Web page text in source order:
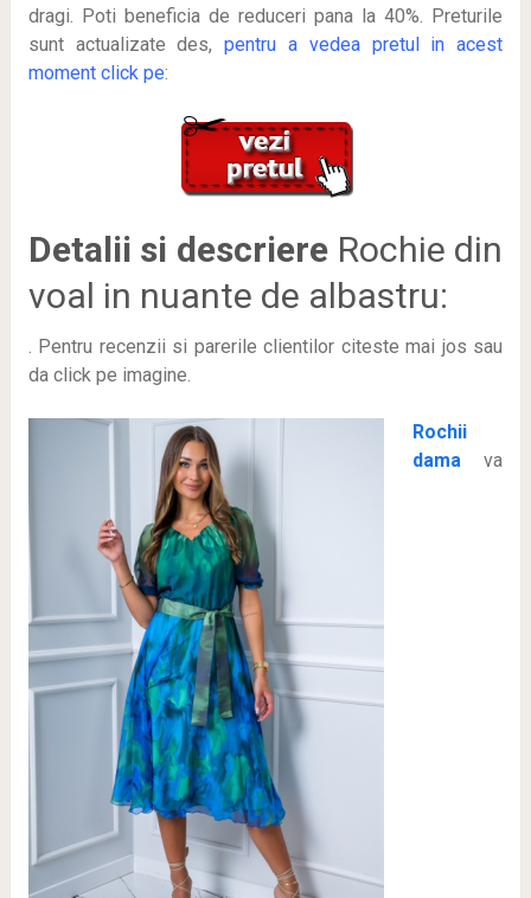
dragi. Poti beneficia de reduceri pana la 40%. Preturile
sunt actualizate des,pentru a vedea pretul in acest
moment click pe:
Detalii si descriere Rochie din
voal in nuante de albastru:
. Pentru recenzii si parerile clientilor citeste mai jos sau
da click pe imagine.
Rochii
damava